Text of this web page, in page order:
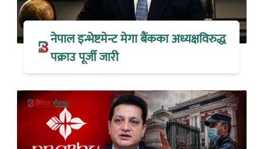
नेपाल इन्भेष्टमेन्ट मेगा बैंकका अध्यक्षविरुद्ध
पक्राउ पूर्जी जारी